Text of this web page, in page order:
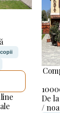
De
/